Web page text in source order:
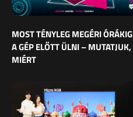
MOST TÉNYLEG MEGÉRI ÓRÁKIG
A GÉP ELŐTT ÜLNI – MUTATJUK,
MIÉRT